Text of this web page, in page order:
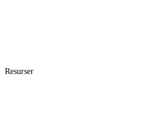
Resurser